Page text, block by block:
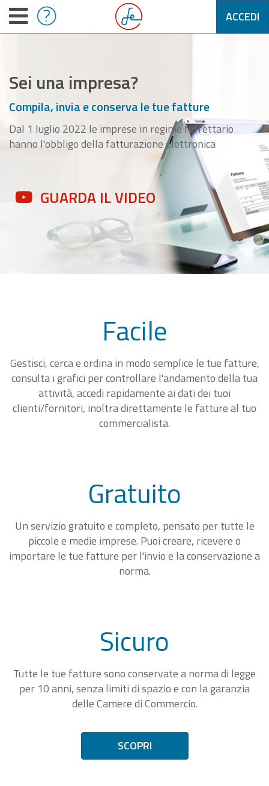
ACCEDI
Sei una impresa?
Compila, invia e conserva le tue fatture
Dal 1 luglio 2022 le imprese in regime forfettario
hanno l'obbligo della fatturazione elettronica
GUARDA IL VIDEO
Facile
Gestisci, cerca e ordina in modo semplice le tue fatture,
consulta i grafici per controllare l'andamento della tua
attività, accedi rapidamente ai dati dei tuoi
clienti/fornitori, inoltra direttamente le fatture al tuo
commercialista.
Gratuito
Un servizio gratuito e completo, pensato per tutte le
piccole e medie imprese. Puoi creare, ricevere o
importare le tue fatture per l'invio e la conservazione a
norma.
Sicuro
Tutte le tue fatture sono conservate a norma di legge
per 10 anni, senza limiti di spazio e con la garanzia
delle Camere di Commercio.
SCOPRI